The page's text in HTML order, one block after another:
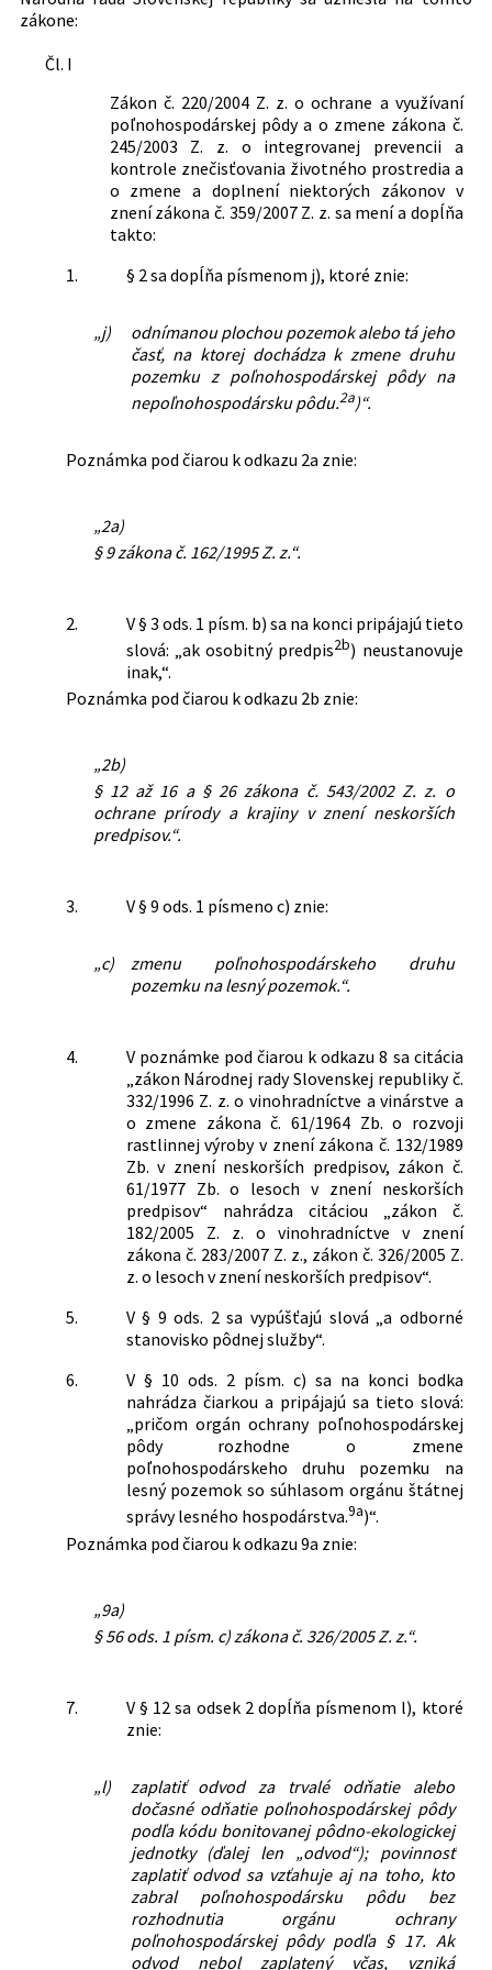
oblasť:
prostredia
Nachádza sa v čiastke:
88/2008
zákone:
Čl. I
Zákon č. 220/2004 Z. z. o ochrane a využívaní
poľnohospodárskej pôdy a o zmene zákona č.
245/2003 Z. z. o integrovanej prevencii a
kontrole znečisťovania životného prostredia a
o zmene a doplnení niektorých zákonov v
znení zákona č. 359/2007 Z. z. sa mení a dopĺňa
takto:
1.
§ 2 sa dopĺňa písmenom j), ktoré znie:
„j)
odnímanou plochou pozemok alebo tá jeho
časť, na ktorej dochádza k zmene druhu
pozemku z poľnohospodárskej pôdy na
nepoľnohospodársku pôdu.2a)“.
Poznámka pod čiarou k odkazu 2a znie:
„2a)
§ 9 zákona č. 162/1995 Z. z.“.
2.
V § 3 ods. 1 písm. b) sa na konci pripájajú tieto
slová: „ak osobitný predpis2b) neustanovuje
inak,“.
Poznámka pod čiarou k odkazu 2b znie:
„2b)
§ 12 až 16 a § 26 zákona č. 543/2002 Z. z. o
ochrane prírody a krajiny v znení neskorších
predpisov.“.
3. V § 9 ods. 1 písmeno c) znie:
„c)
zmenu poľnohospodárskeho druhu
pozemku na lesný pozemok.“.
4.
V poznámke pod čiarou k odkazu 8 sa citácia
„zákon Národnej rady Slovenskej republiky č.
332/1996 Z. z. o vinohradníctve a vinárstve a
o zmene zákona č. 61/1964 Zb. o rozvoji
rastlinnej výroby v znení zákona č. 132/1989
Zb. v znení neskorších predpisov, zákon č.
61/1977 Zb. o lesoch v znení neskorších
predpisov“ nahrádza citáciou „zákon č.
182/2005 Z. z. o vinohradníctve v znení
zákona č. 283/2007 Z. z., zákon č. 326/2005 Z.
z. o lesoch v znení neskorších predpisov“.
5.
V § 9 ods. 2 sa vypúšťajú slová „a odborné
stanovisko pôdnej služby“.
6.
V § 10 ods. 2 písm. c) sa na konci bodka
nahrádza čiarkou a pripájajú sa tieto slová:
„pričom orgán ochrany poľnohospodárskej
pôdy rozhodne o zmene
poľnohospodárskeho druhu pozemku na
lesný pozemok so súhlasom orgánu štátnej
správy lesného hospodárstva.9a)“.
Poznámka pod čiarou k odkazu 9a znie:
„9a)
§ 56 ods. 1 písm. c) zákona č. 326/2005 Z. z.“.
7.
V § 12 sa odsek 2 dopĺňa písmenom l), ktoré
znie:
„l)
zaplatiť odvod za trvalé odňatie alebo
dočasné odňatie poľnohospodárskej pôdy
podľa kódu bonitovanej pôdno-ekologickej
jednotky (ďalej len „odvod“); povinnosť
zaplatiť odvod sa vzťahuje aj na toho, kto
zabral poľnohospodársku pôdu bez
rozhodnutia orgánu ochrany
poľnohospodárskej pôdy podľa § 17. Ak
odvod nebol zaplatený včas, vzniká